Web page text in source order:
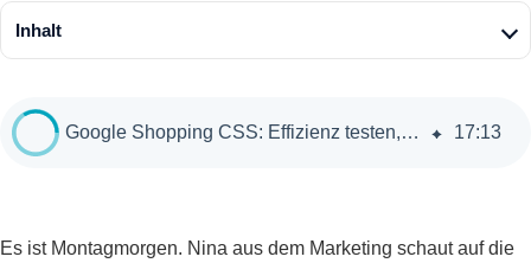
Inhalt
Google Shopping CSS: Effizienz testen, Risiken meiden, Nettoeffekt messen 17:13
Es ist Montagmorgen. Nina aus dem Marketing schaut auf die